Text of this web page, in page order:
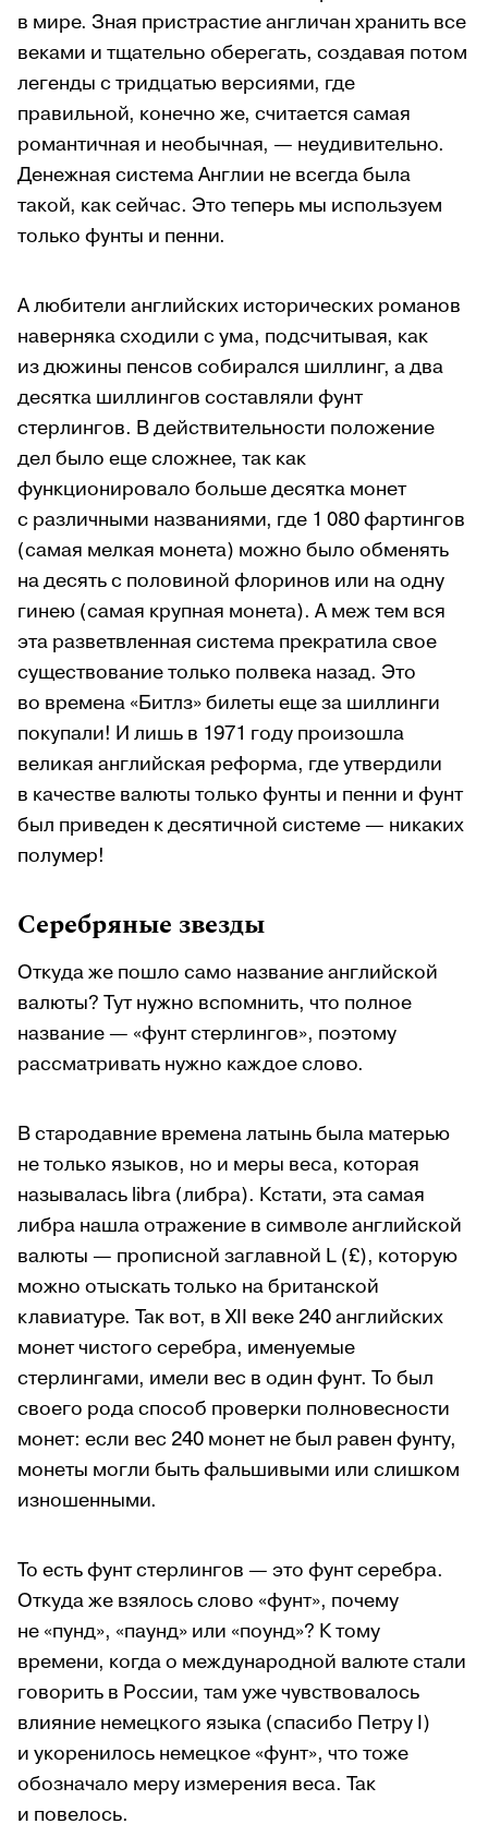
в мире. Зная пристрастие англичан хранить все
веками и тщательно оберегать, создавая потом
легенды с тридцатью версиями, где
правильной, конечно же, считается самая
романтичная и необычная, — неудивительно.
Денежная система Англии не всегда была
такой, как сейчас. Это теперь мы используем
только фунты и пенни.
А любители английских исторических романов
наверняка сходили с ума, подсчитывая, как
из дюжины пенсов собирался шиллинг, а два
десятка шиллингов составляли фунт
стерлингов. В действительности положение
дел было еще сложнее, так как
функционировало больше десятка монет
с различными названиями, где 1 080 фартингов
(самая мелкая монета) можно было обменять
на десять с половиной флоринов или на одну
гинею (самая крупная монета). А меж тем вся
эта разветвленная система прекратила свое
существование только полвека назад. Это
во времена «Битлз» билеты еще за шиллинги
покупали! И лишь в 1971 году произошла
великая английская реформа, где утвердили
в качестве валюты только фунты и пенни и фунт
был приведен к десятичной системе — никаких
полумер!
Серебряные звезды
Откуда же пошло само название английской
валюты? Тут нужно вспомнить, что полное
название — «фунт стерлингов», поэтому
рассматривать нужно каждое слово.
В стародавние времена латынь была матерью
не только языков, но и меры веса, которая
называлась libra (либра). Кстати, эта самая
либра нашла отражение в символе английской
валюты — прописной заглавной L (£), которую
можно отыскать только на британской
клавиатуре. Так вот, в XII веке 240 английских
монет чистого серебра, именуемые
стерлингами, имели вес в один фунт. То был
своего рода способ проверки полновесности
монет: если вес 240 монет не был равен фунту,
монеты могли быть фальшивыми или слишком
изношенными.
То есть фунт стерлингов — это фунт серебра.
Откуда же взялось слово «фунт», почему
не «пунд», «паунд» или «поунд»? К тому
времени, когда о международной валюте стали
говорить в России, там уже чувствовалось
влияние немецкого языка (спасибо Петру I)
и укоренилось немецкое «фунт», что тоже
обозначало меру измерения веса. Так
и повелось.